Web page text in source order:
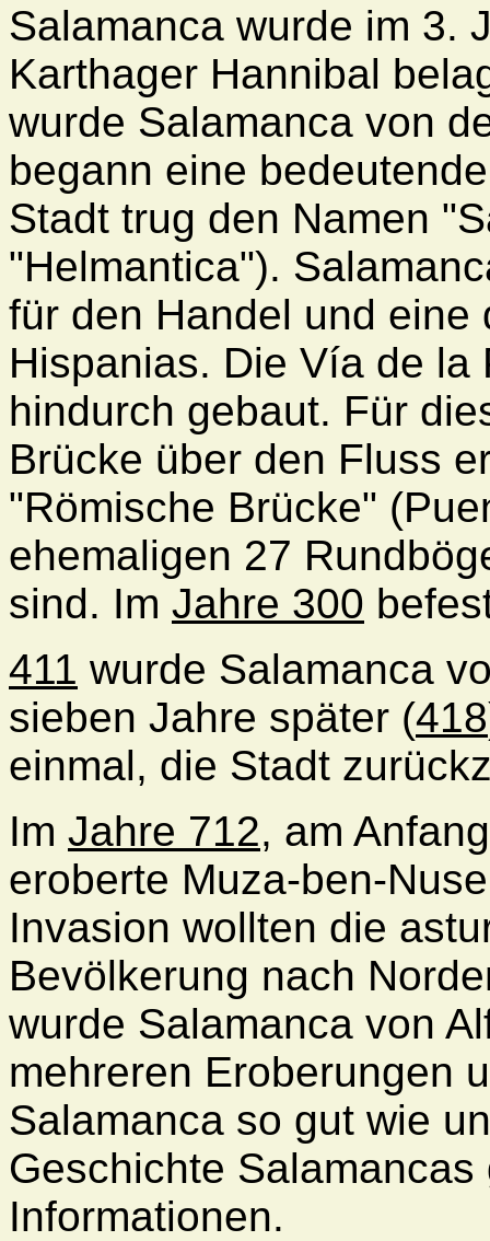
Salamanca wurde im 3.
Karthager Hannibal
wurde Salamanca von
begann eine
Stadt trug den Namen
"Helmantica").
für den Handel und
Hispanias. Die Vía de
hindurch gebaut. Für
Brücke über den Fluss
"Römische Brücke"
ehemaligen 27
sind. Im Jahre 300
411 wurde Salamanca
sieben Jahre später (418
einmal, die Stadt
Im Jahre 712, am
eroberte Muza-ben-
Invasion wollten die
Bevölkerung nach
wurde Salamanca von
mehreren Eroberungen
Salamanca so gut wie
Geschichte
Informationen.